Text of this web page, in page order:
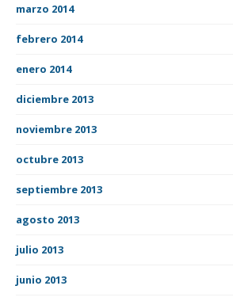
marzo 2014
febrero 2014
enero 2014
diciembre 2013
noviembre 2013
octubre 2013
septiembre 2013
agosto 2013
julio 2013
junio 2013